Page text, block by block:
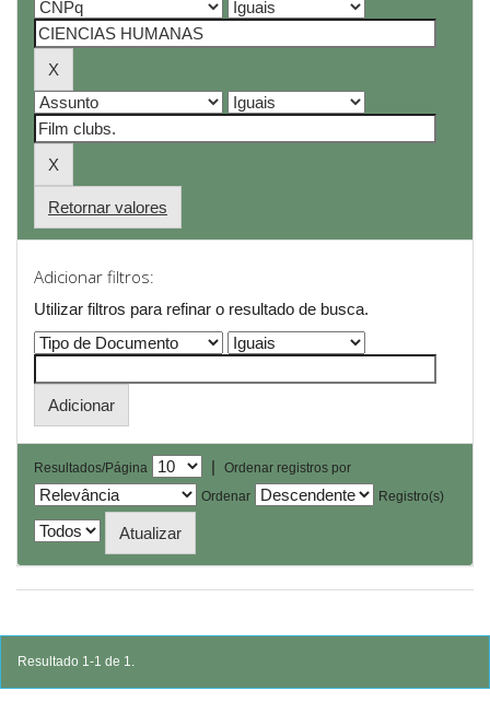
Retornar valores
Adicionar filtros:
Utilizar filtros para refinar o resultado de busca.
Resultados/Página |
Ordenar registros por
Ordenar
Registro(s)
Resultado 1-1 de 1.